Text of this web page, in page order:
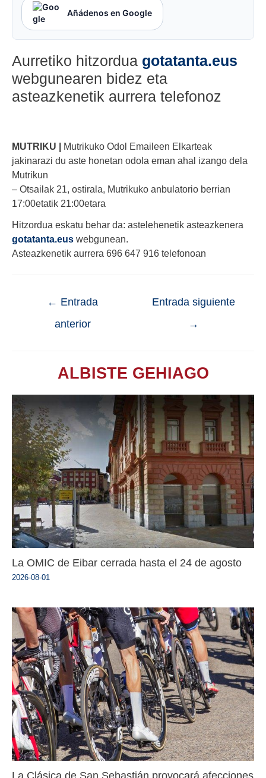
Añádenos en Google
Aurretiko hitzordua gotatanta.eus
webgunearen bidez eta
asteazkenetik aurrera telefonoz
MUTRIKU | Mutrikuko Odol Emaileen Elkarteak
jakinarazi du aste honetan odola eman ahal izango dela
Mutrikun
– Otsailak 21, ostirala, Mutrikuko anbulatorio berrian
17:00etatik 21:00etara
Hitzordua eskatu behar da: astelehenetik asteazkenera
gotatanta.eus webgunean.
Asteazkenetik aurrera 696 647 916 telefonoan
← Entrada
anterior
Entrada siguiente
→
ALBISTE GEHIAGO
La OMIC de Eibar cerrada hasta el 24 de agosto
2026-08-01